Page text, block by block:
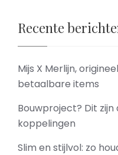
Recente
Mijs X Merlijn,
betaalbare items
Bouwproject? Dit
koppelingen
Slim en stijlvol: zo